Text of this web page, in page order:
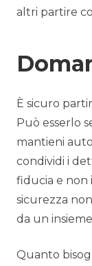
altri partire
È sicuro
Può esserlo
mantieni
condividi i
fiducia e non
sicurezza
da un
Quanto